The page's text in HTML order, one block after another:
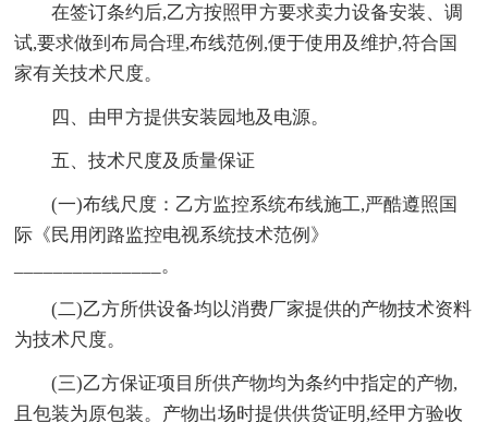
在签订条约后,乙方按照甲方要求卖力设备安装、调
试,要求做到布局合理,布线范例,便于使用及维护,符合国
家有关技术尺度。
四、由甲方提供安装园地及电源。
五、技术尺度及质量保证
(一)布线尺度：乙方监控系统布线施工,严酷遵照国
际《民用闭路监控电视系统技术范例》
_______________。
(二)乙方所供设备均以消费厂家提供的产物技术资料
为技术尺度。
(三)乙方保证项目所供产物均为条约中指定的产物,
且包装为原包装。产物出场时提供供货证明,经甲方验收